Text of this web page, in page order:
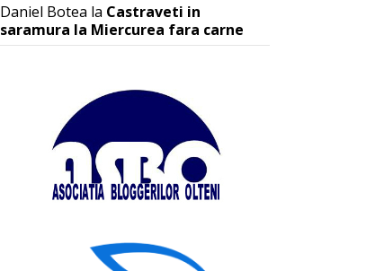
Daniel Botea la Castraveti in
saramura la Miercurea fara carne